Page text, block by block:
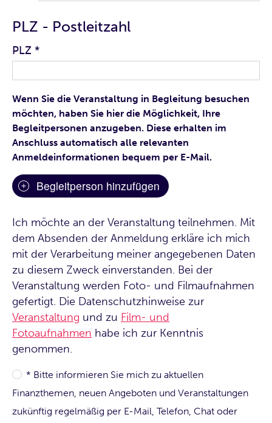
PLZ - Postleitzahl
PLZ *
Wenn Sie die Veranstaltung in Begleitung besuchen
möchten, haben Sie hier die Möglichkeit, Ihre
Begleitpersonen anzugeben. Diese erhalten im
Anschluss automatisch alle relevanten
Anmeldeinformationen bequem per E-Mail.
Begleitperson hinzufügen
Ich möchte an der Veranstaltung teilnehmen. Mit
dem Absenden der Anmeldung erkläre ich mich
mit der Verarbeitung meiner angegebenen Daten
zu diesem Zweck einverstanden. Bei der
Veranstaltung werden Foto- und Filmaufnahmen
gefertigt. Die Datenschutzhinweise zur
Veranstaltung und zu Film- und
Fotoaufnahmen habe ich zur Kenntnis
genommen.
* Bitte informieren Sie mich zu aktuellen
Finanzthemen, neuen Angeboten und Veranstaltungen
zukünftig regelmäßig per E-Mail, Telefon, Chat oder